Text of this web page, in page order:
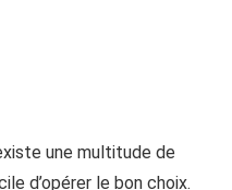
une multitude de
d’opérer le bon choix.